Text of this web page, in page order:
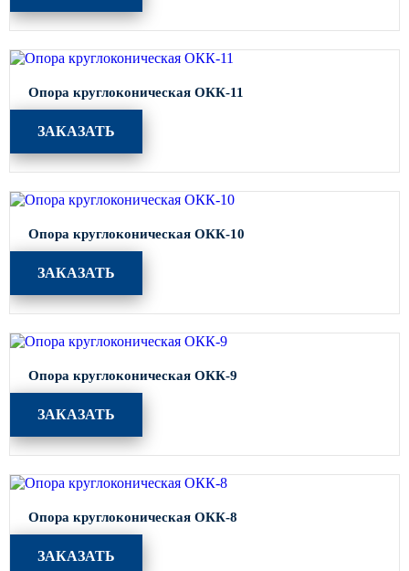
Опора круглоконическая ОКК-11
ЗАКАЗАТЬ
Опора круглоконическая ОКК-10
ЗАКАЗАТЬ
Опора круглоконическая ОКК-9
ЗАКАЗАТЬ
Опора круглоконическая ОКК-8
ЗАКАЗАТЬ